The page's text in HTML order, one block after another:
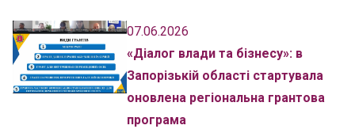
07.06.2026
«Діалог влади та бізнесу»: в
Запорізькій області стартувала
оновлена регіональна грантова
програма